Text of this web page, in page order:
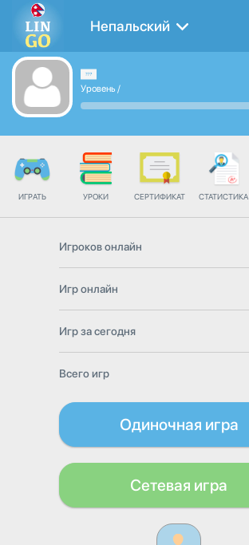
Непальский
Уровень /
ИГРАТЬ УРОКИ СЕРТИФИКАТ СТАТИСТИКА
Игроков онлайн
Игр онлайн
Игр за сегодня
Всего игр
Одиночная игра
Сетевая игра